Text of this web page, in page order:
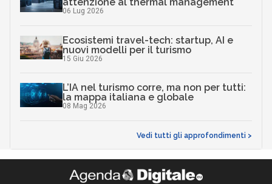
06 Lug 2026
Ecosistemi travel-tech: startup, AI e
nuovi modelli per il turismo
15 Giu 2026
L’IA nel turismo corre, ma non per tutti:
la mappa italiana e globale
08 Mag 2026
Vedi tutti gli approfondimenti >